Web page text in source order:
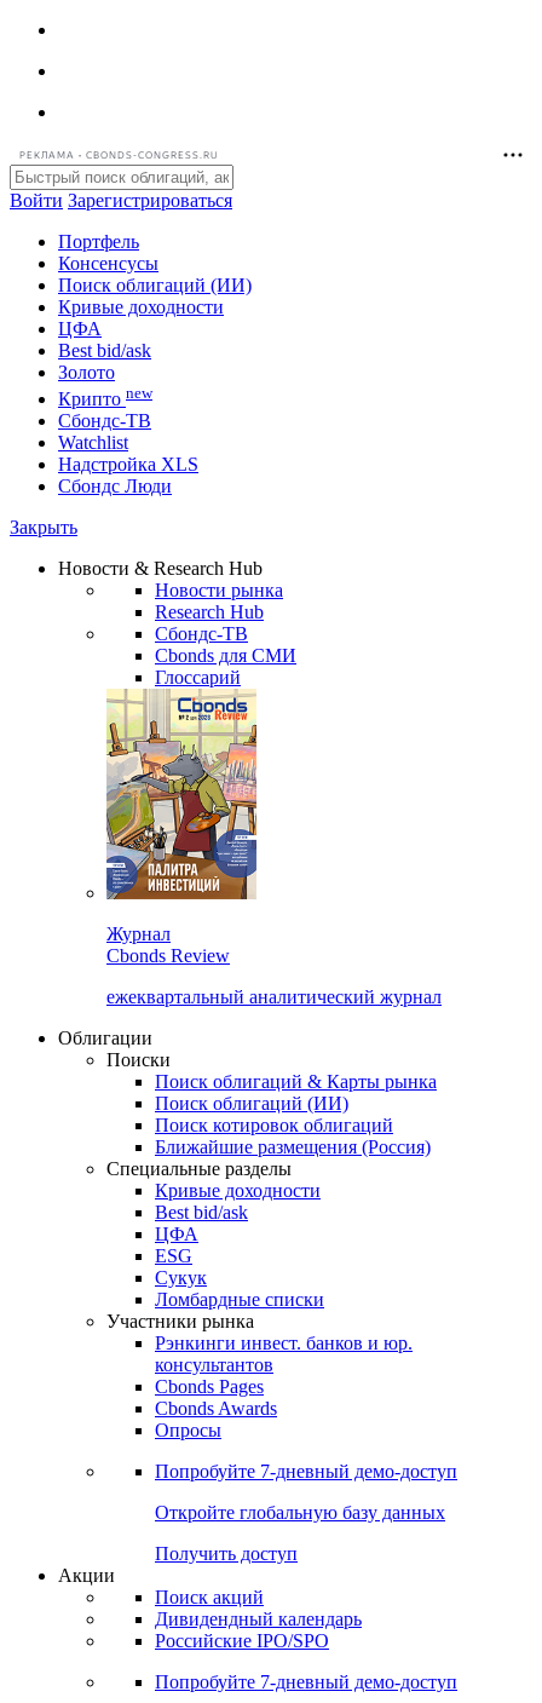
РЕКЛАМА • CBONDS-CONGRESS.RU
Войти Зарегистрироваться
Портфель
Консенсусы
Поиск облигаций (ИИ)
Кривые доходности
ЦФА
Best bid/ask
Золото
Крипто new
Watchlist
Сбондс Люди
Новости & Research Hub
Новости рынка
Research Hub
Сбондс-ТВ
Cbonds для СМИ
Глоссарий
Cbonds Review
ежеквартальный аналитический журнал
Облигации
Поиски
Поиск облигаций & Карты рынка
Поиск облигаций (ИИ)
Поиск котировок облигаций
Ближайшие размещения (Россия)
Специальные разделы
Кривые доходности
Best bid/ask
ЦФА
ESG
Сукук
Ломбардные списки
Участники рынка
Рэнкинги инвест. банков и юр.
Cbonds Pages
Опросы
Попробуйте7-дневный
Откройте глобальную базу данных
Получить доступ
Поиск акций